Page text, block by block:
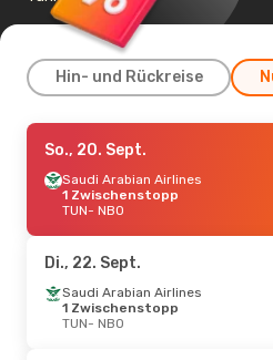
Hin- und Rückreise
So., 20. Sept.
Saudi Arabian Airlines
1 Zwischenstopp
TUN- NBO
NBO- TUN
Do., 24. Sept.- Mo., 28. Sept.
Etihad Airways
So., 20. Sept.
Saudi Arabian Airlines
1 Zwischenstopp
TUN- NBO
Di., 22. Sept.
Saudi Arabian Airlines
1 Zwischenstopp
TUN- NBO